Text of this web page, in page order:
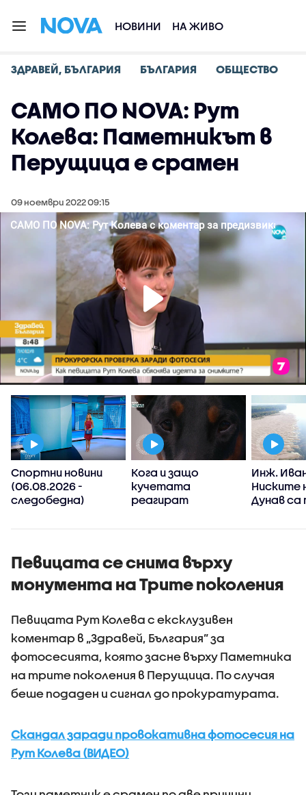
НОВИНИ НА ЖИВО
ЗДРАВЕЙ, БЪЛГАРИЯ БЪЛГАРИЯ ОБЩЕСТВО
САМО ПО NOVA: Рут
Колева: Паметникът в
Перущица е срамен
09 ноември 2022 09:15
Спортни новини
(06.08.2026 -
следобедна)
Кога и защо
кучетата
реагират
Инж.
Ниските
Дунав са
промени,
Певицата се снима върху
монумента на Трите поколения
Певицата Рут Колева с ексклузивен
коментар в „Здравей, България” за
фотосесията, която засне върху Паметника
на трите поколения в Перущица. По случая
беше подаден и сигнал до прокуратурата.
Скандал заради провокативна фотосесия на
Рут Колева (ВИДЕО)